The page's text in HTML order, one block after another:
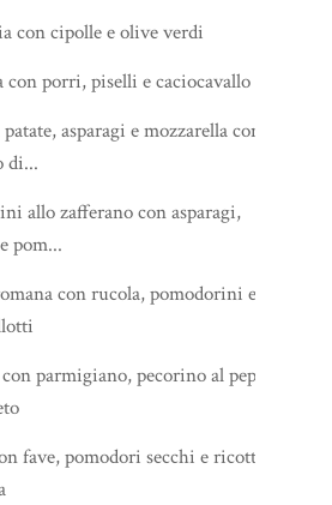
con cipolle e olive verdi
con porri, piselli e caciocavallo
asparagi e mozzarella con
di...
allo zafferano con asparagi,
pom...
con rucola, pomodorini e
parmigiano, pecorino al pepe
fave, pomodori secchi e ricotta